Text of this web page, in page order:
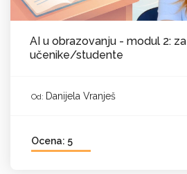
AI u obrazovanju - modul 2: za
učenike/studente
Od: Danijela Vranješ
Ocena: 5